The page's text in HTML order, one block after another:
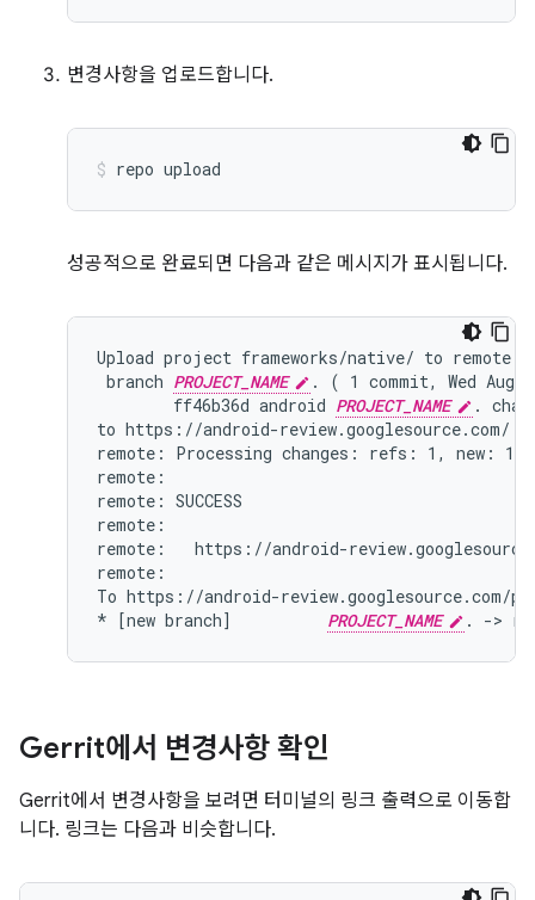
변경사항을 업로드합니다.
repo upload
성공적으로 완료되면 다음과 같은 메시지가 표시됩니다.
Upload project frameworks/native/ to remote
branch PROJECT_NAME
. ( 1 commit, Wed Aug
        ff46b36d android
PROJECT_NAME
.
to https://android-review.googlesource.com/
remote: Processing changes: refs: 1, new: 1,
remote:
remote: SUCCESS
remote:
remote:   https://android-
remote:
To https://android-review.googlesource.com/
* [new branch] PROJECT_NAME
Gerrit에서 변경사항 확인
Gerrit에서 변경사항을 보려면 터미널의 링크 출력으로 이동합
니다. 링크는 다음과 비슷합니다.